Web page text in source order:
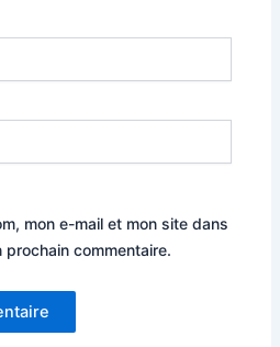
mon e-mail et mon site dans
commentaire.